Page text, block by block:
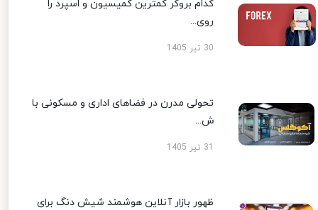
کدام بروکر کمترین کمیسیون و اسپرد را
روی...
30 تیر 1405
تحولی مدرن در فضاهای اداری و مسکونی با
ش...
ظهور بازار آنلاین هوشمند شیش دنگ برای